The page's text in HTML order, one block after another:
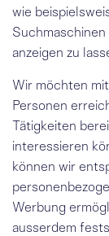
wie
anzeigen zu
Wir möchten
Personen
Tätigkeiten
interessieren
können wir
Werbung
ausserdem